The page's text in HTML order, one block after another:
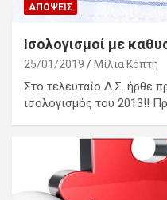
ΑΠΌΨΕΙΣ
Ισολογισμοί με
25/01/2019 Μίλια Κόπτη
Στο τελευταίο Δ.Σ. ήρθε
ισολογισμός του 2013!!